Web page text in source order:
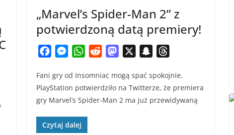
„Marvel’s Spider-Man 2” z
potwierdzoną datą premiery!
c
e
b
o
o
M
s
s
e
n
g
W
a
t
s
A
d
d
i
M
s
t
o
a
p
c
r
e
a
Fani gry od Insomniac mogą spać spokojnie.
PlayStation potwierdziło na Twitterze, że premiera
gry Marvel’s Spider-Man 2 ma już przewidywaną
Czytaj dalej